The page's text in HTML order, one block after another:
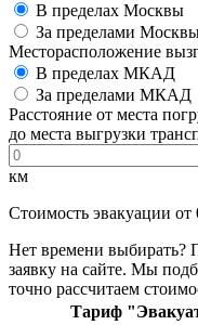
В пределах Москвы
За пределами
Месторасположение
В пределах МКАД
За пределами МКАД
Расстояние от места
до места выгрузки
км
Стоимость эвакуации от
Нет времени выбирать?
заявку на сайте. Мы
точно рассчитаем
Тариф